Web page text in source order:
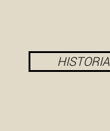
HISTORIA